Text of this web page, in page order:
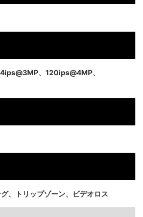
、120ips@4MP、
、トリップゾーン、ビデオロス